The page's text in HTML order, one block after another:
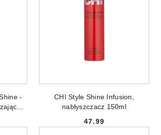
-
CHI Style Shine Infusion,
nabłyszczacz 150ml
Cena:
47.99